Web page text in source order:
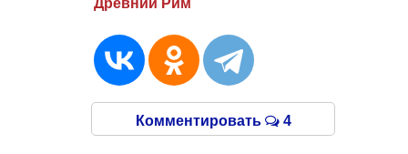
Древний Рим
Комментировать 4